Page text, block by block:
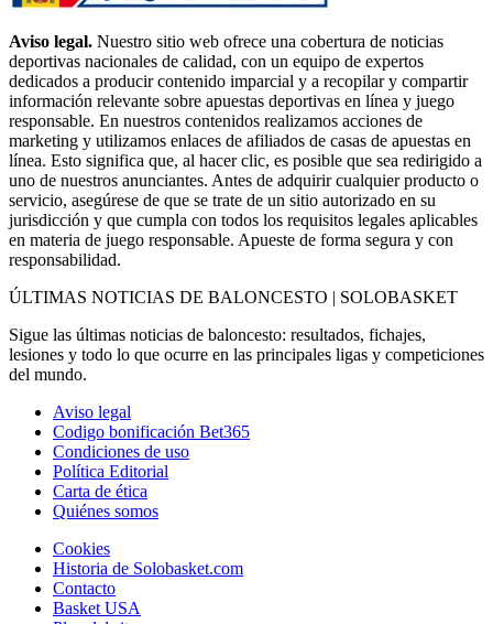
Aviso legal. Nuestro sitio web ofrece una cobertura de noticias
deportivas nacionales de calidad, con un equipo de expertos
dedicados a producir contenido imparcial y a recopilar y compartir
información relevante sobre apuestas deportivas en línea y juego
responsable. En nuestros contenidos realizamos acciones de
marketing y utilizamos enlaces de afiliados de casas de apuestas en
línea. Esto significa que, al hacer clic, es posible que sea redirigido a
uno de nuestros anunciantes. Antes de adquirir cualquier producto o
servicio, asegúrese de que se trate de un sitio autorizado en su
jurisdicción y que cumpla con todos los requisitos legales aplicables
en materia de juego responsable. Apueste de forma segura y con
responsabilidad.
ÚLTIMAS NOTICIAS DE BALONCESTO | SOLOBASKET
Sigue las últimas noticias de baloncesto: resultados, fichajes,
lesiones y todo lo que ocurre en las principales ligas y competiciones
del mundo.
Aviso legal
Codigo bonificación Bet365
Condiciones de uso
Política Editorial
Carta de ética
Quiénes somos
Cookies
Historia de Solobasket.com
Contacto
Basket USA